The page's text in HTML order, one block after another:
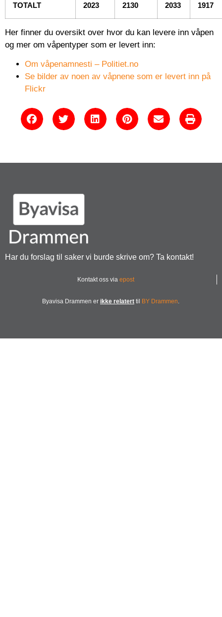
TOTALT 2023 2130 2033 1917
Her finner du oversikt over hvor du kan levere inn våpen
og mer om våpentyper som er levert inn:
Om våpenamnesti – Politiet.no
Se bilder av noen av våpnene som er levert inn på
Flickr
Har du forslag til saker vi burde skrive om? Ta kontakt!
Kontakt oss via epost
Byavisa Drammen er ikke relatert til BY Drammen.